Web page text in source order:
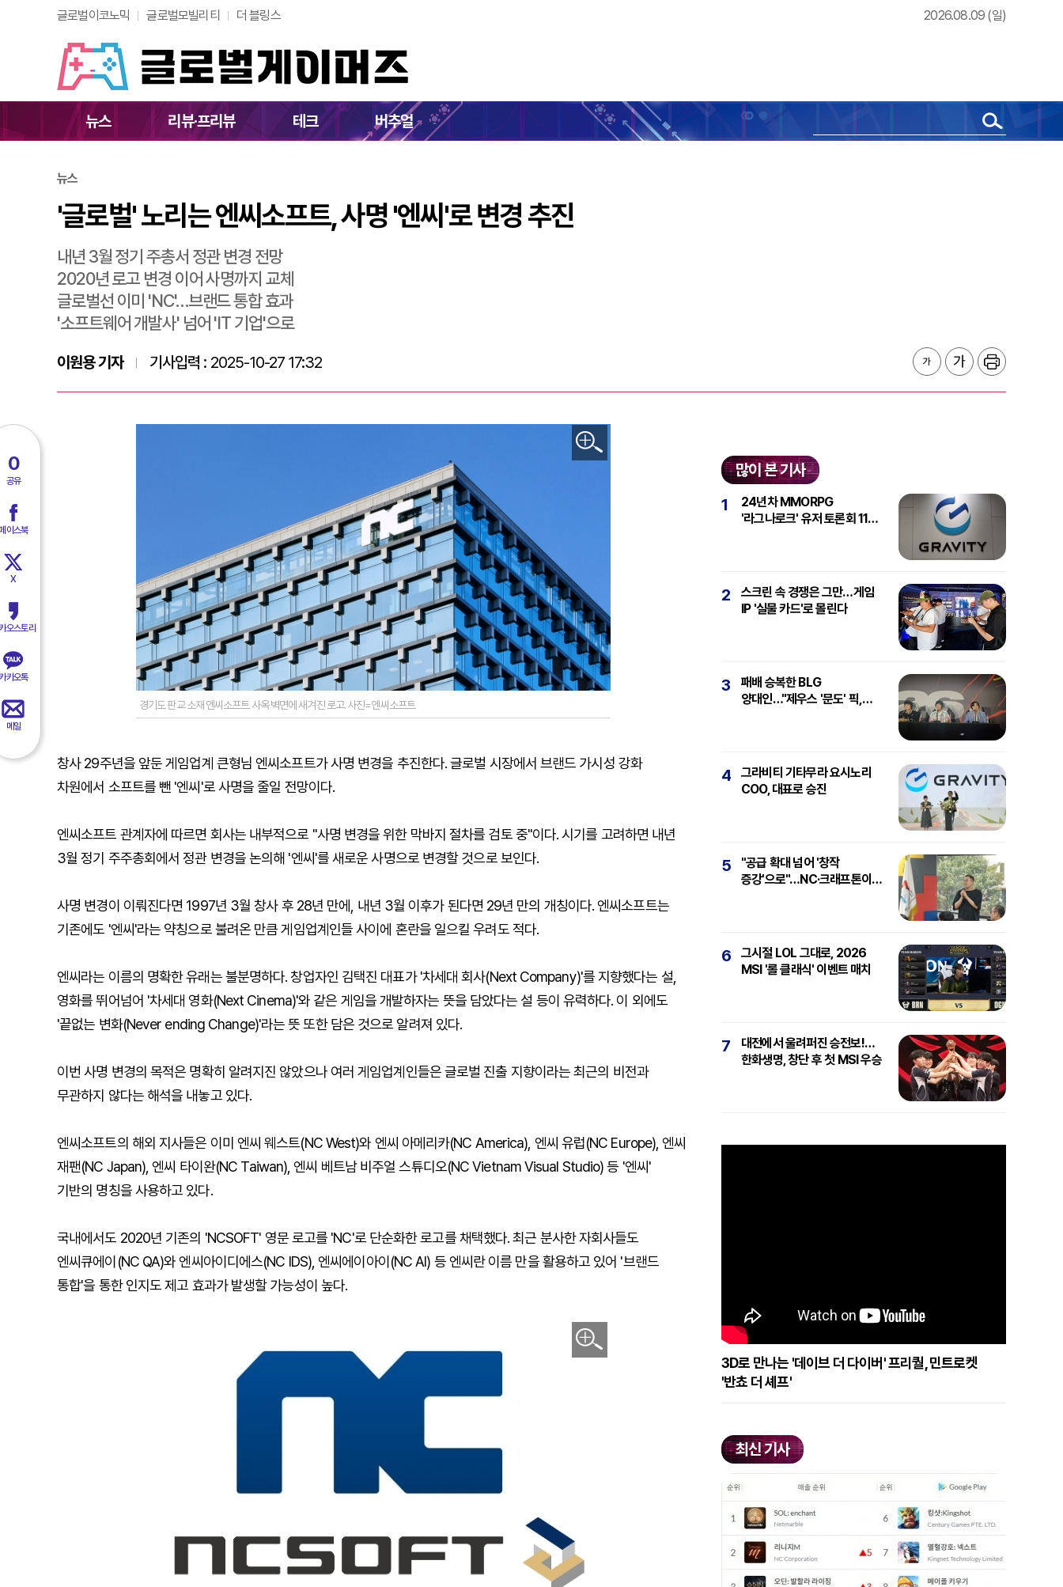
글로벌이코노믹 글로벌모빌리티 더 블링스 2026.08.09 (일)
뉴스 리뷰·프리뷰 테크 버추얼
'글로벌' 노리는 엔씨소프트, 사명 '엔씨'로 변경 추진
0
공유
이스북
X
오스토리
카오톡
메일
뉴스
'글로벌' 노리는 엔씨소프트, 사명 '엔씨'로 변경 추진
내년 3월 정기 주총서 정관 변경 전망
2020년 로고 변경 이어 사명까지 교체
글로벌선 이미 'NC'…브랜드 통합 효과
'소프트웨어 개발사' 넘어 'IT 기업'으로
이원용 기자 기사입력 : 2025-10-27 17:32
경기도 판교 소재 엔씨소프트 사옥 벽면에 새겨진 로고. 사진=엔씨소프트
창사 29주년을 앞둔 게임업계 큰형님 엔씨소프트가 사명 변경을 추진한다. 글로벌 시장에서 브랜드 가시성 강화
차원에서 소프트를 뺀 '엔씨'로 사명을 줄일 전망이다.
엔씨소프트 관계자에 따르면 회사는 내부적으로 "사명 변경을 위한 막바지 절차를 검토 중"이다. 시기를 고려하면 내년
3월 정기 주주총회에서 정관 변경을 논의해 '엔씨'를 새로운 사명으로 변경할 것으로 보인다.
사명 변경이 이뤄진다면 1997년 3월 창사 후 28년 만에, 내년 3월 이후가 된다면 29년 만의 개칭이다. 엔씨소프트는
기존에도 '엔씨'라는 약칭으로 불려온 만큼 게임업계인들 사이에 혼란을 일으킬 우려도 적다.
엔씨라는 이름의 명확한 유래는 불분명하다. 창업자인 김택진 대표가 '차세대 회사(Next Company)'를 지향했다는 설,
영화를 뛰어넘어 '차세대 영화(Next Cinema)'와 같은 게임을 개발하자는 뜻을 담았다는 설 등이 유력하다. 이 외에도
'끝없는 변화(Never ending Change)'라는 뜻 또한 담은 것으로 알려져 있다.
이번 사명 변경의 목적은 명확히 알려지진 않았으나 여러 게임업계인들은 글로벌 진출 지향이라는 최근의 비전과
무관하지 않다는 해석을 내놓고 있다.
엔씨소프트의 해외 지사들은 이미 엔씨 웨스트(NC West)와 엔씨 아메리카(NC America), 엔씨 유럽(NC Europe), 엔씨
재팬(NC Japan), 엔씨 타이완(NC Taiwan), 엔씨 베트남 비주얼 스튜디오(NC Vietnam Visual Studio) 등 '엔씨'
기반의 명칭을 사용하고 있다.
국내에서도 2020년 기존의 'NCSOFT' 영문 로고를 'NC'로 단순화한 로고를 채택했다. 최근 분사한 자회사들도
엔씨큐에이(NC QA)와 엔씨아이디에스(NC IDS), 엔씨에이아이(NC AI) 등 엔씨란 이름 만을 활용하고 있어 '브랜드
통합'을 통한 인지도 제고 효과가 발생할 가능성이 높다.
많이 본 기사
1
24년차 MMORPG
'라그나로크' 유저 토론회 11일
2
스크린 속 경쟁은 그만…게임
IP '실물 카드'로 몰린다
3
패배 승복한 BLG
양대인…"제우스 '문도' 픽,
4
그라비티 기타무라 요시노리
COO, 대표로 승진
5
"공급 확대 넘어 '창작
증강'으로"…NC·크래프톤이
6
그시절 LOL 그대로, 2026
MSI '롤 클래식' 이벤트 매치
7
대전에서 울려퍼진 승전보!…
한화생명, 창단 후 첫 MSI 우승
3D로 만나는 '데이브 더 다이버' 프리퀄, 민트로켓
'반쵸 더 셰프'
최신 기사